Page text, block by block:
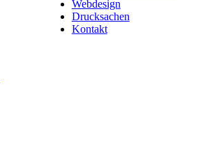
Webdesign
Drucksachen
Kontakt